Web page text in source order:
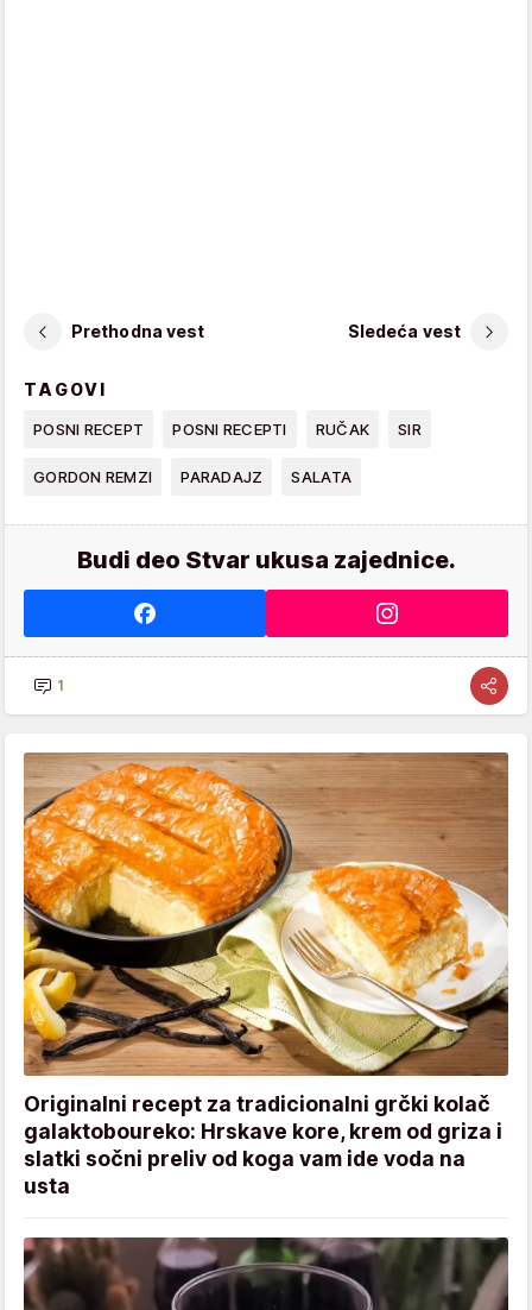
Prethodna vest Sledeća vest
TAGOVI
POSNI RECEPT POSNI RECEPTI RUČAK SIR
GORDON REMZI PARADAJZ SALATA
Budi deo Stvar ukusa zajednice.
1
Originalni recept za tradicionalni grčki kolač
galaktoboureko: Hrskave kore, krem od griza i
slatki sočni preliv od koga vam ide voda na
usta